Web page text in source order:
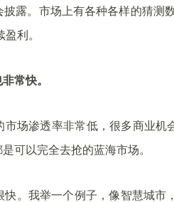
露。市场上有各种各样的猜测
利。
常快。
场渗透率非常低，很多商业机
可以完全去抢的蓝海市场。
。我举一个例子，像智慧城市